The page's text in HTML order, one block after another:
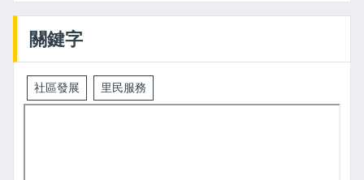
關鍵字
社區發展 里民服務